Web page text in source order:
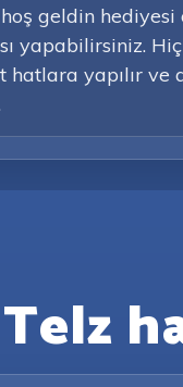
geldin
yapabilirsiniz.
yapılır
Telz